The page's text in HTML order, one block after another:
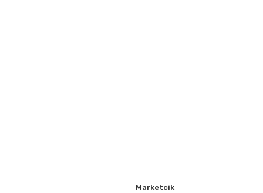
Marketcik